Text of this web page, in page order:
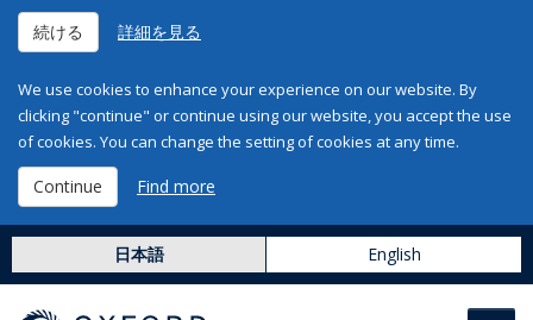
続ける 詳細を見る
We use cookies to enhance your experience on our website. By
clicking "continue" or continue using our website, you accept the use
of cookies. You can change the setting of cookies at any time.
Continue Find more
日本語 English